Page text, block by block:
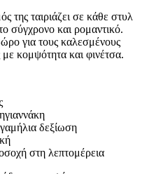
της ταιριάζει σε κάθε στυλ
σύγχρονο και ρομαντικό.
για τους καλεσμένους
με κομψότητα και φινέτσα.
δεξίωση
στη λεπτομέρεια